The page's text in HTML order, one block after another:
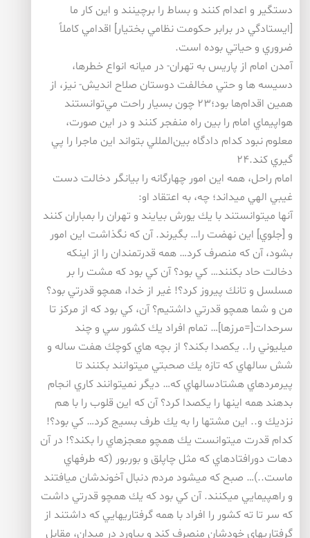
دستگير و اعدام كنند و بساط را برچينند و اين كار ما
[ايستادگي در برابر حكومت نظامي بختيار] اقدامي كاملاً
ضروري و حياتي بوده است.
آمدن امام از پاريس به تهران- در ميانه انواع خطرها،
دسيسه ها و حتي مخالفت دوستان صلاح انديش- نيز، از
همين اقدام‌ها بود؛۲۳ چون بسيار راحت مي‌توانستند
هواپيماي امام را بين راه منفجر كنند و در اين صورت،
معلوم نبود كدام دادگاه بين‌المللي بتواند اين ماجرا را پي
گيري كند.۲۴
امام راحل، همه اين امور چهارگانه را بيانگر دخالت دست
غيبي الهي ميداند؛ چه، به اعتقاد او:
آنها ميتوانستند با يك يورش بيايند و تهران را بمباران كنند
و [جلوي] اين نهضت را… بگيرند. آن كه نگذاشت اين امور
بشود، آن كه منصرف كرد… همه قدرتمندان را از اينكه
دخالت حاد بكنند… كي بود؟ آن كي بود كه مشت را بر
مسلسل و تانك پيروز كرد؟! غير از خدا، همچو قدرتي بود؟
من و شما همچو قدرتي داشتيم؟ آن، كي بود كه از مركز تا
سرحدات[=مرزها]… تمام افراد يك كشور سي و چند
ميليوني را.. يكصدا بكند؟ از بچه هاي كوچك هفت ساله و
شش سالهاي كه تازه يك صحبتي ميتوانند بكنند تا
پيرمردهاي هشتادسالهاي كه… ديگر نميتوانند كاري انجام
بدهند همه اينها را يكصدا كرد؟ آن كه اين قلوب را با هم
نزديك و.. اين مشتها را به يك طرف بسيج كرد… كي بود؟!
كدام قدرت ميتوانست يك همچو معجزهاي را بكند؟! در آن
دهات دورافتادهاي كه مثل چاپلق و بوربور (كه طرفهاي
ماست..)… صبح كه ميشود مردم دنبال آخوندشان ميافتند
و راهپيمايي ميكنند. آن كي بود كه يك همچو قدرتي داشت
كه سر تا ته كشور را افراد با همه گرفتاريهايي كه داشتند از
گرفتاريهاي خودشان منصرف كند و بياورد در ميدان، مقابل